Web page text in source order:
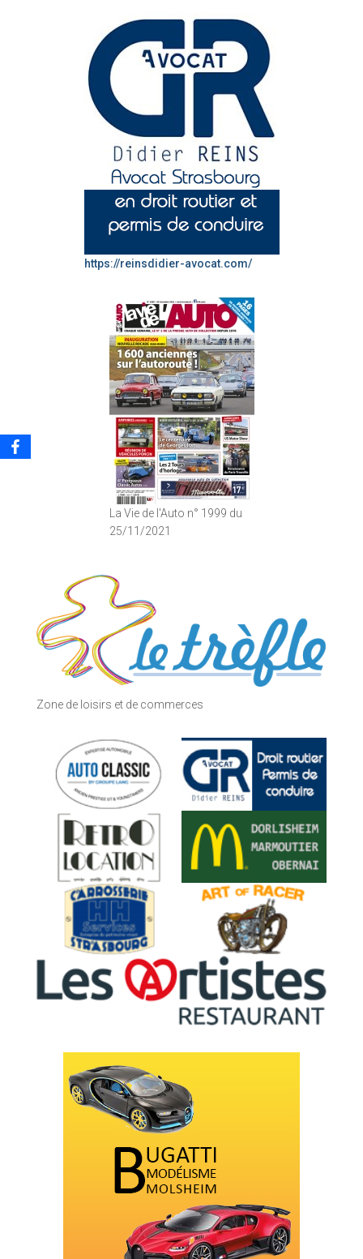
https://reinsdidier-avocat.com/
La Vie de l'Auto n° 1999 du
25/11/2021
Zone de loisirs et de commerces